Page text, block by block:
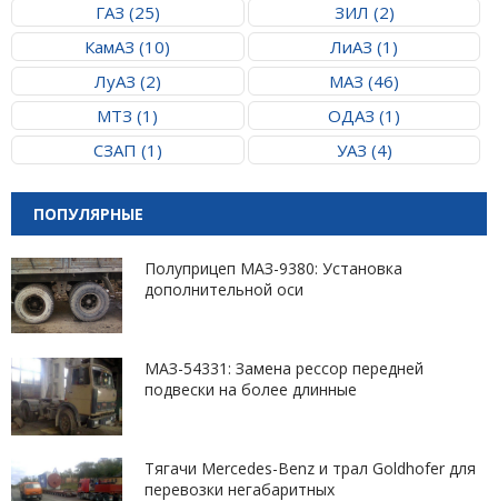
ГАЗ (25)
ЗИЛ (2)
КамАЗ (10)
ЛиАЗ (1)
ЛуАЗ (2)
МАЗ (46)
МТЗ (1)
ОДАЗ (1)
СЗАП (1)
УАЗ (4)
ПОПУЛЯРНЫЕ
Полуприцеп МАЗ-9380: Установка
дополнительной оси
МАЗ-54331: Замена рессор передней
подвески на более длинные
Тягачи Mercedes-Benz и трал Goldhofer для
перевозки негабаритных